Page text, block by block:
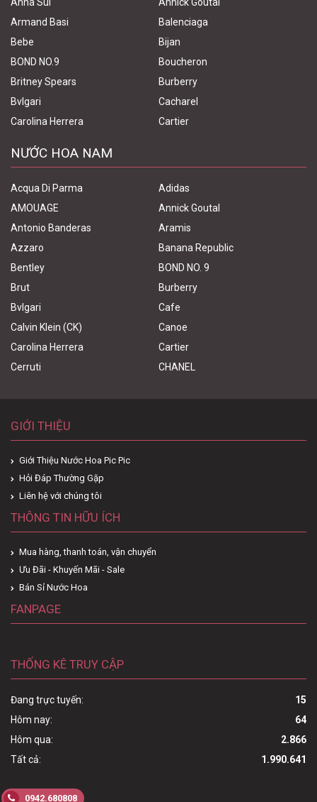
Armand Basi
Balenciaga
Bebe
Bijan
BOND NO.9
Boucheron
Britney Spears
Burberry
Bvlgari
Cacharel
Carolina Herrera
Cartier
NƯỚC HOA NAM
Acqua Di Parma
Adidas
AMOUAGE
Annick Goutal
Antonio Banderas
Aramis
Azzaro
Banana Republic
Bentley
BOND NO. 9
Brut
Burberry
Bvlgari
Cafe
Calvin Klein (CK)
Canoe
Carolina Herrera
Cartier
Cerruti
CHANEL
GIỚI THIỆU
Giới Thiệu Nước Hoa Pic Pic
Hỏi Đáp Thường Gặp
Liên hệ với chúng tôi
THÔNG TIN HỮU ÍCH
Mua hàng, thanh toán, vận chuyển
Ưu Đãi - Khuyến Mãi - Sale
Bán Sỉ Nước Hoa
FANPAGE
THỐNG KÊ TRUY CẬP
Đang trực tuyến:
15
Hôm nay:
64
Hôm qua:
2.866
Tất cả:
1.990.641
0942.680808